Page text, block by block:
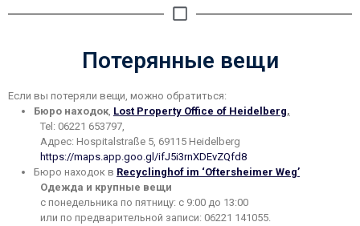
Потерянные вещи
Если вы потеряли вещи, можно обратиться:
Бюро находок, Lost Property Office of Heidelberg,
Tel: 06221 653797,
Адрес: Hospitalstraße 5, 69115 Heidelberg
https://maps.app.goo.gl/ifJ5i3rnXDEvZQfd8
Бюро находок в Recyclinghof im ‘Oftersheimer Weg’
Одежда и крупные вещи
с понедельника по пятницу: с 9:00 до 13:00
или по предварительной записи: 06221 141055.